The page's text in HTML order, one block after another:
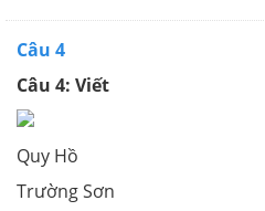
Câu 4
Câu 4: Viết
Quy Hồ
Trường Sơn